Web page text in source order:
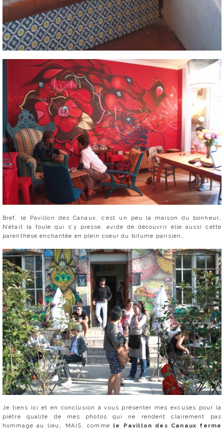
Bref, le Pavillon des Canaux, c’est un peu la maison du bonheur…
N’était la foule qui s’y presse, avide de découvrir elle aussi cette
parenthèse enchantée en plein coeur du bitume parisien…
Je tiens ici et en conclusion à vous présenter mes excuses pour la
piètre qualité de mes photos qui ne rendent clairement pas
hommage au lieu… MAIS, comme le Pavillon des Canaux ferme